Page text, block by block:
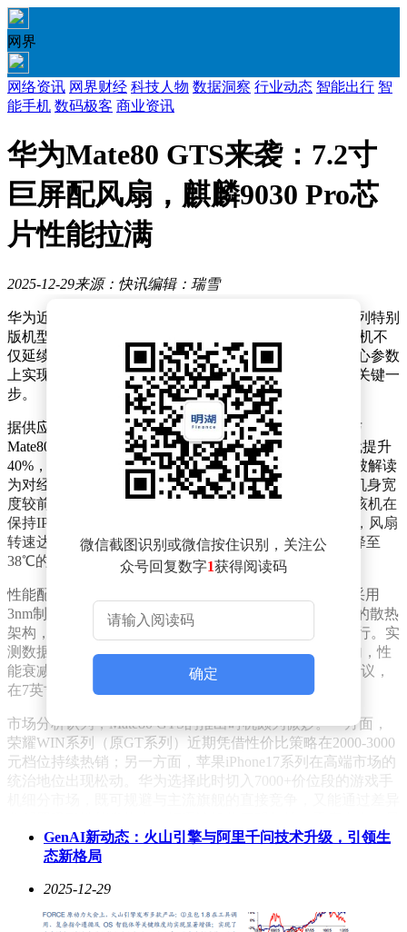
网界
网络资讯 网界财经 科技人物 数据洞察 行业动态 智能出行 智
能手机 数码极客 商业资讯
华为Mate80 GTS来袭：7.2寸
巨屏配风扇，麒麟9030 Pro芯
片性能拉满
2025-12-29来源：快讯编辑：瑞雪
华为近日再度引发市场关注，此前被传取消的Mate80系列特别
版机型，如今以全新命名Mate80 GTS正式回归。这款新机不
仅延续了此前曝光的高性能配置，更在散热、屏幕等核心参数
上实现突破，被业内视为华为冲击高端游戏手机市场的关键一
步。
据供应链消息，Mate80 GTS将搭载7.2英寸巨屏，采用与
Mate80 Pro Max同款的双层OLED技术，峰值亮度较前代提升
40%，色彩显示精度达到行业顶尖水平。这一尺寸设计被解读
为对经典机型Mate20X的致敬，但通过超窄边框工艺，机身宽
度较前代缩减12%，握持感显著优化。值得注意的是，该机在
保持IP68防水等级的同时，内部集成微型涡轮散热系统，风扇
转速达12000转/分钟，可实现30秒内将芯片温度从55℃降至
38℃的散热效率。
性能配置方面，麒麟9030 Pro芯片成为最大亮点。这颗采用
3nm制程的处理器最大主频突破4.8GHz，配合华为自研的散热
架构，在《原神》等重载游戏测试中可稳定保持满帧运行。实
测数据显示，连续3小时游戏后机身温度控制在42℃以内，性
能衰减率不足5%。不过该机6500mAh的电池容量引发争议，
在7英寸以上机型中处于中等水平，快充规格尚未公布。
市场分析认为，Mate80 GTS的推出时机颇为微妙。一方面，
荣耀WIN系列（原GT系列）近期凭借性价比策略在2000-3000
元档位持续热销；另一方面，苹果iPhone17系列在高端市场的
统治地位出现松动。华为选择此时切入7000+价位段的游戏手
终定价将成为影响市场表现的关键因素。
微信截图识别或微信按住识别，关注公
众号回复数字1获得阅读码
确定
GenAI新动态：火山引擎与阿里千问技术升级，引领生
态新格局
2025-12-29